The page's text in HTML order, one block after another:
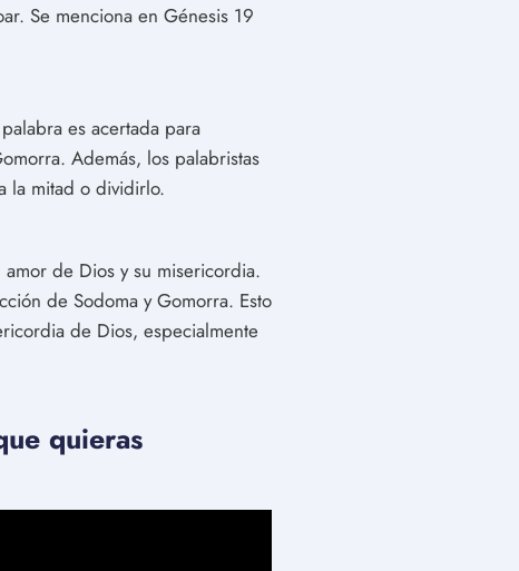
Se menciona en Génesis 19
es acertada para
Además, los palabristas
la mitad o dividirlo.
de Dios y su misericordia.
de Sodoma y Gomorra. Esto
de Dios, especialmente
quieras